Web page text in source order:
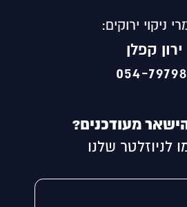
ניקוי ירוקים:
ירון קפלן
054-
מעודכנים?
לניוזלטר שלנו